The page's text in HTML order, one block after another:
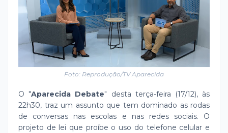
Foto: Reprodução/TV Aparecida
O "Aparecida Debate" desta terça-feira (17/12), às
22h30, traz um assunto que tem dominado as rodas
de conversas nas escolas e nas redes sociais. O
projeto de lei que proíbe o uso do telefone celular e